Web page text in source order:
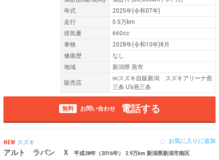
年式
2025年(令和07年)
走行
0.5万km
排気量
660cc
車検
2028年(令和10年)8月
修復歴
なし
地域
新潟県 燕市
販売店
㈱スズキ自販新潟 スズキアリーナ燕
三条 U’s燕三条
無料 お問い合わせ 電話する
NEW スズキ
アルト ラパン Ｘ 平成28年（2016年） 2.9万km 新潟県新潟市南区
お気に入りに追加